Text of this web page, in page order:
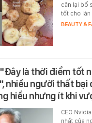
cân lại bổ
tốt cho làn
BEAUTY &
"Đây là thời điểm tốt
nhiều người thất bại
hiểu nhưng ít khi
CEO
nhất của